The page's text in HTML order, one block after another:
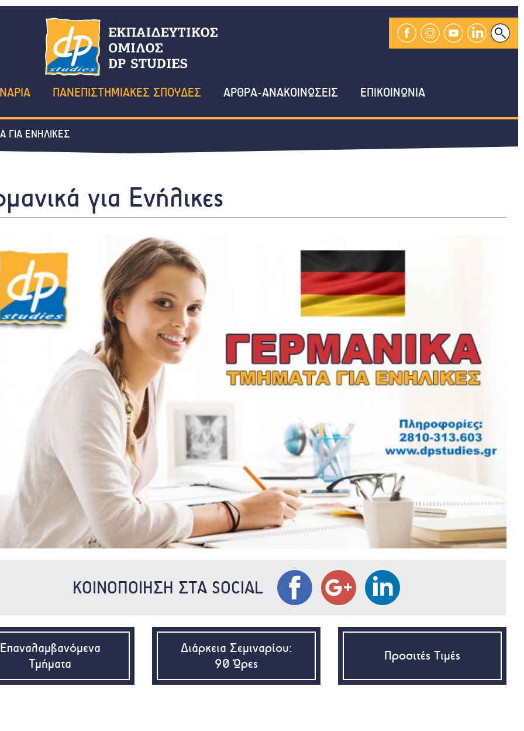
ΠΑΝΕΠΙΣΤΗΜΙΑΚΕΣ ΣΠΟΥΔΕΣ ΑΡΘΡΑ-ΑΝΑΚΟΙΝΩΣΕΙΣ ΕΠΙΚΟΙΝΩΝΙΑ
ΓΙΑ ΕΝΗΛΙΚΕΣ
για Ενήλικες
ΚΟΙΝΟΠΟΙΗΣΗ ΣΤΑ SOCIAL
Επαναλαμβανόμενα
Τμήματα
Διάρκεια Σεμιναρίου:
90 Ώρες
Προσιτές Τιμές